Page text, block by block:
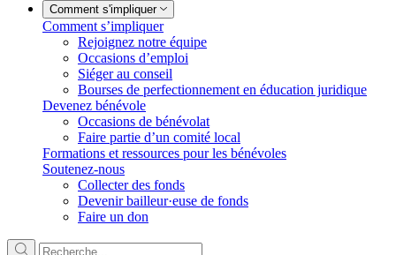
Comment s'impliquer
Comment s’impliquer
Rejoignez notre équipe
Occasions d’emploi
Siéger au conseil
Bourses de perfectionnement en éducation juridique
Devenez bénévole
Occasions de bénévolat
Faire partie d’un comité local
Formations et ressources pour les bénévoles
Soutenez-nous
Collecter des fonds
Devenir bailleur·euse de fonds
Faire un don